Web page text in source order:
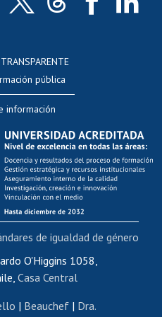
docente
académica
al AUCAI
os
de capacitación
del personal
interna
de renta
honorarios
pública
información
O'Higgins 1058,
Casa Central
| Beauchef| Dra.
de igualdad de género